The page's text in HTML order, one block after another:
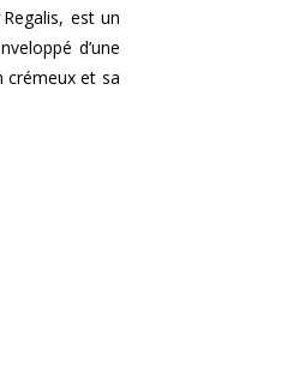
est un
d’une
crémeux et sa